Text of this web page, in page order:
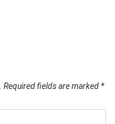
Required fields are marked *